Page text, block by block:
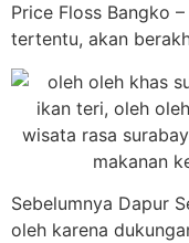
Price Floss Bangko
tertentu, akan
Sebelumnya Dapur
oleh karena